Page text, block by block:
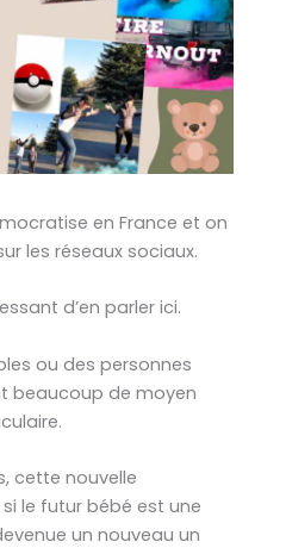
en France et on
les réseaux sociaux.
d’en parler ici.
ou des personnes
beaucoup de moyen
cette nouvelle
le futur bébé est une
un nouveau un